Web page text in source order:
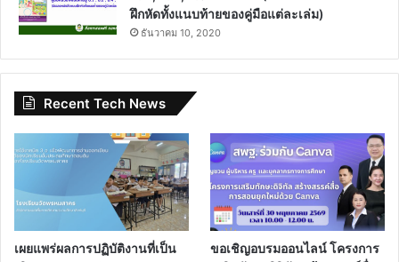
ฝึกหัดทั้งแนบท้ายของคู่มือแต่ละเล่ม)
ธันวาคม 10, 2020
Recent Tech News
เผยแพร่ผลการปฏิบัติงานที่เป็น
ขอเชิญอบรมออนไลน์ โครงการ